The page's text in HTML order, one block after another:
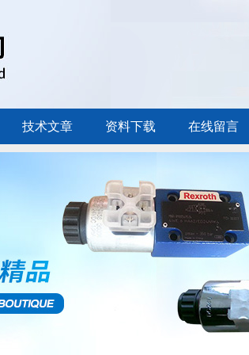
技术文章 资料下载 在线留言